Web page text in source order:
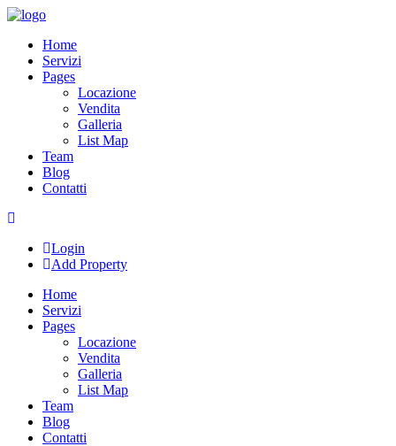
Skip
contentHome
Servizi
Pages
Locazione
Vendita
Galleria
List Map
Team
Blog
Contatti
Login
Add Property
Home
Servizi
Pages
Locazione
Vendita
Galleria
List Map
Team
Blog
Contatti